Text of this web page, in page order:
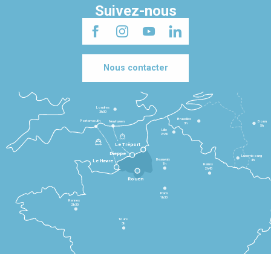
Suivez-nous
Nous contacter
Le Havre
Dieppe
Le Tréport
Rennes
2h30
Tours
3h
Paris
1h30
Beauvais
1h
Reims
2h45
Lille
2h30
Bruxelles
3h
Londres
3h30
Newhaven
Portsmouth
Bonn
5h
Luxembourg
4h
Rouen